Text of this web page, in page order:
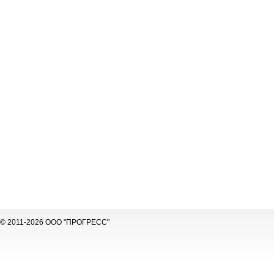
© 2011-2026 ООО "ПРОГРЕСС"